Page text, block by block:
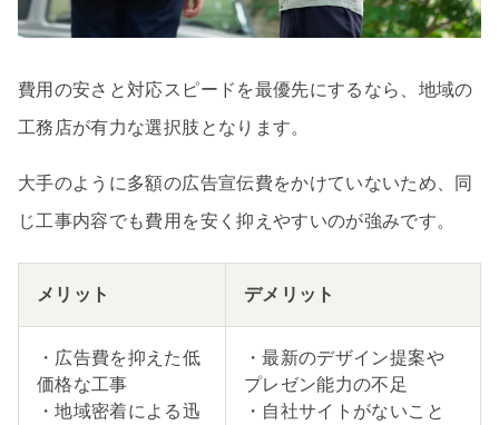
費用の安さと対応スピードを最優先にするなら、地域の
工務店が有力な選択肢となります。
大手のように多額の広告宣伝費をかけていないため、同
じ工事内容でも費用を安く抑えやすいのが強みです。
メリット デメリット
・広告費を抑えた低
価格な工事
・地域密着による迅
・最新のデザイン提案や
プレゼン能力の不足
・自社サイトがないこと